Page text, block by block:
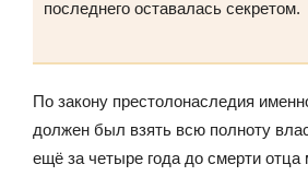
последнего оставалась секретом.
По закону престолонаследия
должен был взять всю полноту
ещё за четыре года до смерти отца